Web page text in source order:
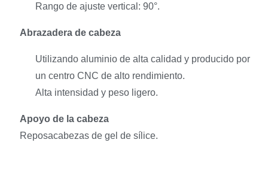
Rango de ajuste vertical: 90°.
Abrazadera de cabeza
Utilizando aluminio de alta calidad y producido por
un centro CNC de alto rendimiento.
Alta intensidad y peso ligero.
Apoyo de la cabeza
Reposacabezas de gel de sílice.